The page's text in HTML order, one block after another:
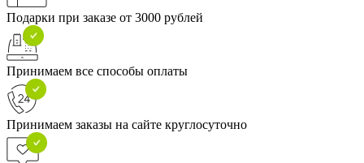
Подарки при заказе от 3000 рублей
Принимаем все способы оплаты
Принимаем заказы на сайте круглосуточно